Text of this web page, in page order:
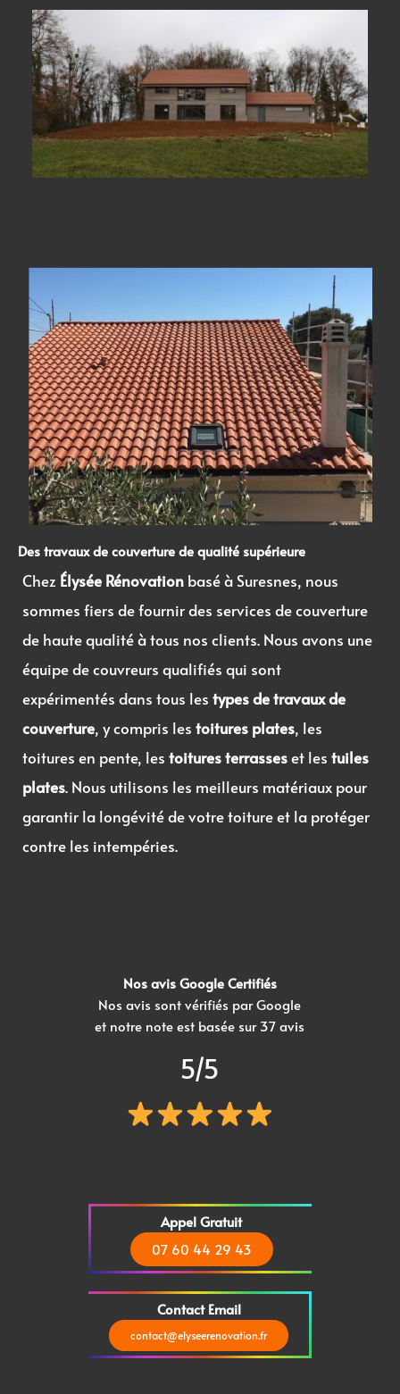
Des travaux de couverture de qualité supérieure
Chez Élysée Rénovation basé à Suresnes, nous
sommes fiers de fournir des services de couverture
de haute qualité à tous nos clients. Nous avons une
équipe de couvreurs qualifiés qui sont
expérimentés dans tous les types de travaux de
couverture, y compris les toitures plates, les
toitures en pente, les toitures terrasseset les tuiles
plates. Nous utilisons les meilleurs matériaux pour
garantir la longévité de votre toiture et la protéger
contre les intempéries.
Nos avis Google Certifiés
Nos avis sont vérifiés par Google
et notre note est basée sur 37 avis
5/5
Appel Gratuit
07 60 44 29 43
Contact Email
contact@elyseerenovation.fr